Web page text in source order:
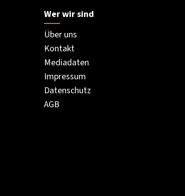
Wer wir sind
Über uns
Kontakt
Mediadaten
Impressum
Datenschutz
AGB